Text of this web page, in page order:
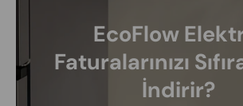
EcoFlow
Faturalarınızı
İndirir?